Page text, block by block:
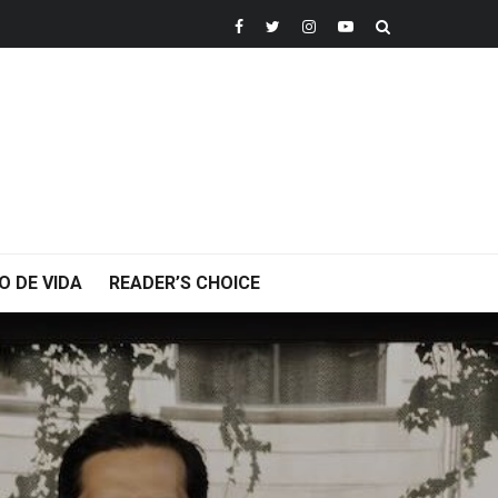
DE VIDA READER’S CHOICE